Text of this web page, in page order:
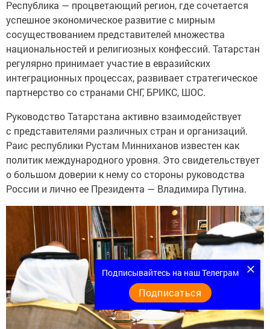
Республика — процветающий регион, где сочетается
успешное экономическое развитие с мирным
сосуществованием представителей множества
национальностей и религиозных конфессий. Татарстан
регулярно принимает участие в евразийских
интеграционных процессах, развивает стратегическое
партнерство со странами СНГ, БРИКС, ШОС.
Руководство Татарстана активно взаимодействует
с представителями различных стран и организаций.
Раис республики Рустам Минниханов известен как
политик международного уровня. Это свидетельствует
о большом доверии к нему со стороны руководства
России и лично ее Президента — Владимира Путина.
Подписывайтесь на наш Телеграм
Подписаться